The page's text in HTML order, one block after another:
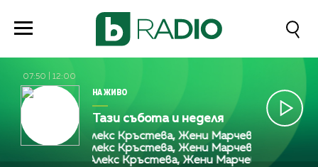
07:50 12:00
НА ЖИВО
Тази събота и неделя
Алекс Кръстева, Жени Марчева и Диана
Алекс Кръстева, Жени Марчева и Диана
Алекс Кръстева, Жени Марчева и Диана